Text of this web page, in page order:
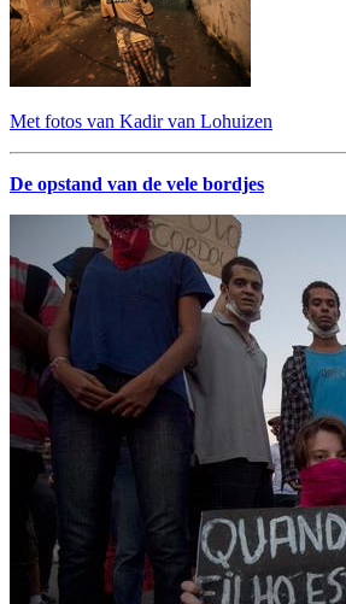
Met fotos van Kadir van Lohuizen
De opstand van de vele bordjes